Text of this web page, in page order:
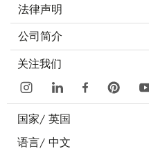
法律声明
公司简介
关注我们
国家/ 英国
语言/ 中文